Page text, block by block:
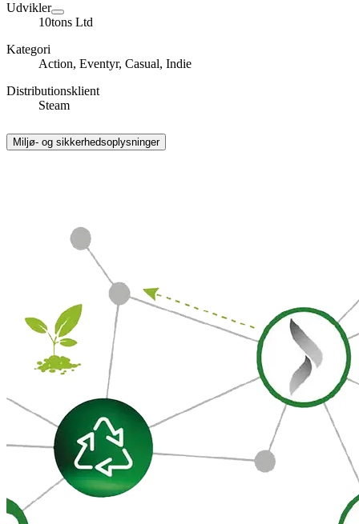
Udvikler
10tons Ltd
Kategori
Action, Eventyr, Casual, Indie
Distributionsklient
Steam
Miljø- og sikkerhedsoplysninger